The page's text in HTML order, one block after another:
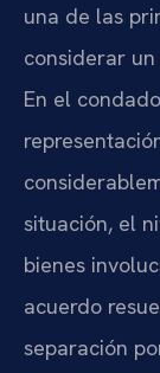
una de las
considerar
En el
situación, el
bienes
acuerdo
separación